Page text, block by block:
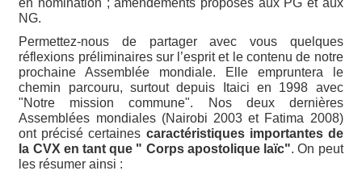
NG.
Permettez-nous de partager avec vous quelques
réflexions préliminaires sur l’esprit et le contenu de notre
prochaine Assemblée mondiale. Elle empruntera le
chemin parcouru, surtout depuis Itaici en 1998 avec
"Notre mission commune". Nos deux dernières
Assemblées mondiales (Nairobi 2003 et Fatima 2008)
ont précisé certaines caractéristiques importantes de
la CVX en tant que " Corps apostolique laïc". On peut
les résumer ainsi :